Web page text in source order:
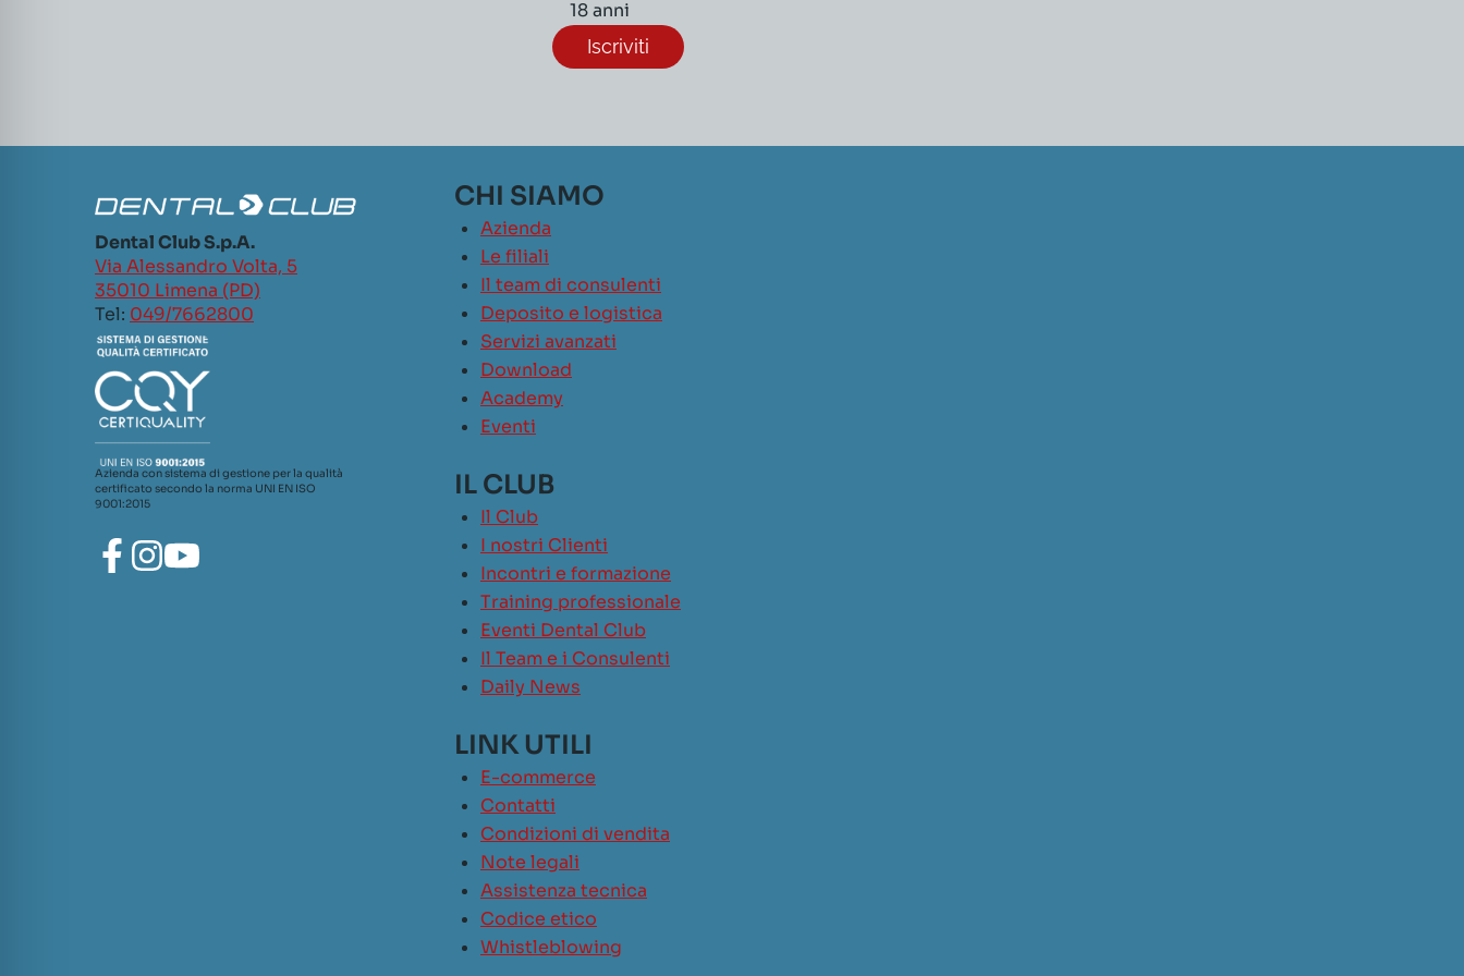
18 anni
Dental Club S.p.A.
Via Alessandro Volta, 5
35010 Limena (PD)
Tel: 049/7662800
Azienda con sistema di gestione per la qualità
certificato secondo la norma UNI EN ISO
9001:2015
CHI SIAMO
Azienda
Le filiali
Il team di consulenti
Deposito e logistica
Servizi avanzati
Download
Academy
Eventi
IL CLUB
Il Club
I nostri Clienti
Incontri e formazione
Training professionale
Eventi Dental Club
Il Team e i Consulenti
Daily News
LINK UTILI
E-commerce
Contatti
Condizioni di vendita
Note legali
Assistenza tecnica
Codice etico
Whistleblowing